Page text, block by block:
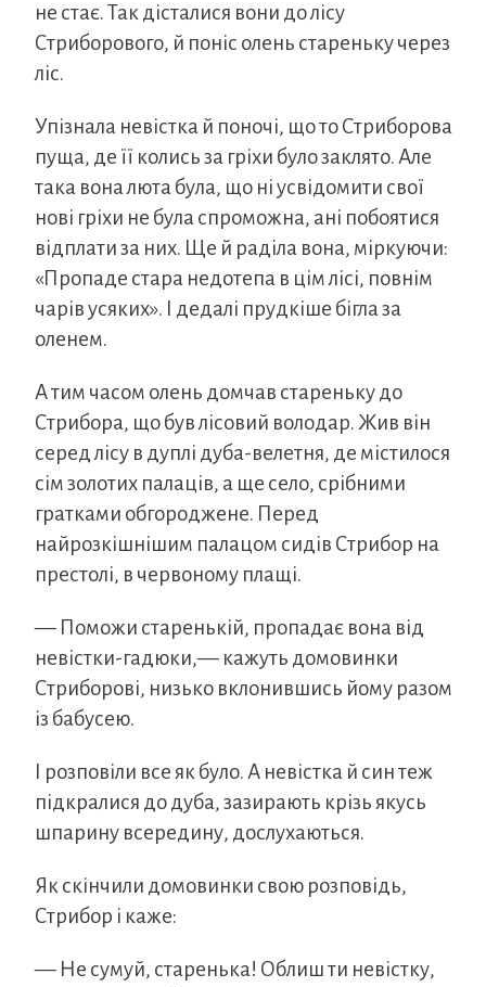
не стає. Так дісталися вони до лісу
Стриборового, й поніс олень стареньку через
ліс.
Упізнала невістка й поночі, що то Стриборова
пуща, де її колись за гріхи було заклято. Але
така вона люта була, що ні усвідомити свої
нові гріхи не була спроможна, ані побоятися
відплати за них. Ще й раділа вона, міркуючи:
«Пропаде стара недотепа в цім лісі, повнім
чарів усяких». І дедалі прудкіше бігла за
оленем.
А тим часом олень домчав стареньку до
Стрибора, що був лісовий володар. Жив він
серед лісу в дуплі дуба-велетня, де містилося
сім золотих палаців, а ще село, срібними
гратками обгороджене. Перед
найрозкішнішим палацом сидів Стрибор на
престолі, в червоному плащі.
— Поможи старенькій, пропадає вона від
невістки-гадюки,— кажуть домовинки
Стриборові, низько вклонившись йому разом
із бабусею.
І розповіли все як було. А невістка й син теж
підкралися до дуба, зазирають крізь якусь
шпарину всередину, дослухаються.
Як скінчили домовинки свою розповідь,
Стрибор і каже:
— Не сумуй, старенька! Облиш ти невістку,